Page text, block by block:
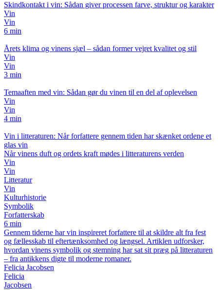
Skindkontakt i vin: Sådan giver processen farve, struktur og karakter
Vin
Vin
6 min
Årets klima og vinens sjæl – sådan former vejret kvalitet og stil
Vin
Vin
3 min
Temaaften med vin: Sådan gør du vinen til en del af oplevelsen
Vin
Vin
4 min
Vin i litteraturen: Når forfattere gennem tiden har skænket ordene et
glas vin
Når vinens duft og ordets kraft mødes i litteraturens verden
Vin
Vin
Litteratur
Vin
Kulturhistorie
Symbolik
Forfatterskab
6 min
Gennem tiderne har vin inspireret forfattere til at skildre alt fra fest
og fællesskab til eftertænksomhed og længsel. Artiklen udforsker,
hvordan vinens symbolik og stemning har sat sit præg på litteraturen
– fra antikkens digte til moderne romaner.
Felicia Jacobsen
Felicia
Jacobsen